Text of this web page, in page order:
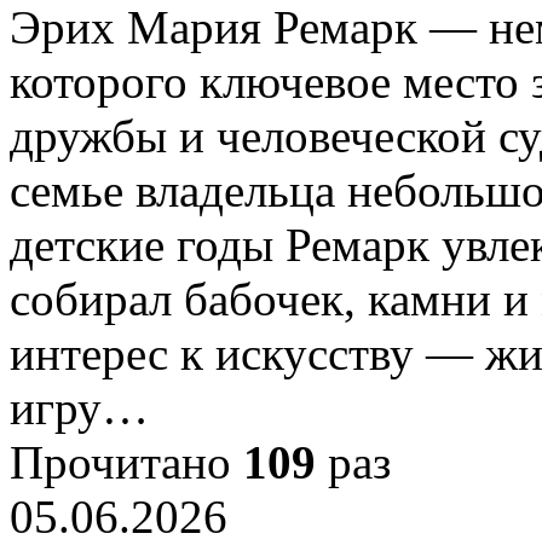
Эрих Мария Ремарк —
которого ключевое
дружбы и человеческой
семье владельца
детские годы Ремарк
собирал бабочек, камни
интерес к искусству —
игру…
Прочитано 109 раз
05.06.2026